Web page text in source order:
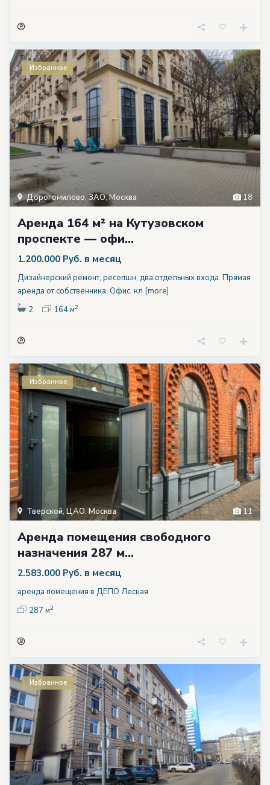
18
Дорогомилово,ЗАО,Москва
Избранное
Аренда 164 м² на Кутузовском
проспекте — офи...
1.200.000 Руб. в месяц
Дизайнерский ремонт, ресепшн, два отдельных входа. Прямая
аренда от собственника. Офис, кл [more]
2
164 м2
11
Тверской, ЦАО, Москва
Избранное
Аренда помещения свободного
назначения 287 м...
2.583.000 Руб. в месяц
аренда помещения в ДЕПО Лесная
287 м2
Избранное